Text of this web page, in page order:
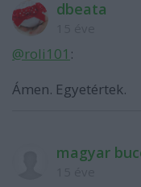
dbeata
@roli101 :
Ámen. Egyetértek.
magyar